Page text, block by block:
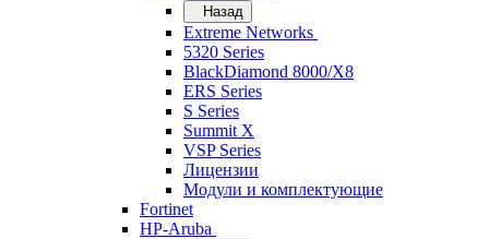
Назад
Extreme Networks
5320 Series
BlackDiamond 8000/X8
ERS Series
S Series
Summit X
VSP Series
Лицензии
Модули и комплектующие
Fortinet
HP-Aruba